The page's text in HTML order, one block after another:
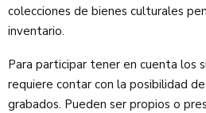
colecciones de bienes culturales
inventario.
Para participar tener en cuenta los
requiere contar con la posibilidad
grabados. Pueden ser propios o